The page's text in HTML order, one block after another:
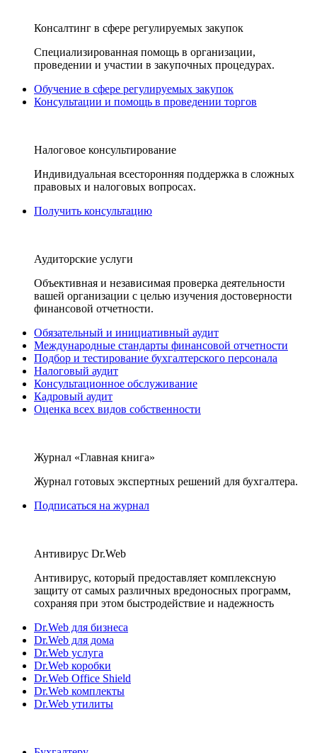
Консалтинг в сфере регулируемых закупок
Специализированная помощь в организации,
проведении и участии в закупочных процедурах.
Обучение в сфере регулируемых закупок
Консультации и помощь в проведении торгов
Налоговое консультирование
Индивидуальная всесторонняя поддержка в сложных
правовых и налоговых вопросах.
Получить консультацию
Аудиторские услуги
Объективная и независимая проверка деятельности
вашей организации с целью изучения достоверности
финансовой отчетности.
Обязательный и инициативный аудит
Международные стандарты финансовой отчетности
Подбор и тестирование бухгалтерского персонала
Налоговый аудит
Консультационное обслуживание
Кадровый аудит
Оценка всех видов собственности
Журнал «Главная книга»
Журнал готовых экспертных решений для бухгалтера.
Подписаться на журнал
Антивирус Dr.Web
Антивирус, который предоставляет комплексную
защиту от самых различных вредоносных программ,
сохраняя при этом быстродействие и надежность
Dr.Web для бизнеса
Dr.Web для дома
Dr.Web услуга
Dr.Web коробки
Dr.Web Office Shield
Dr.Web комплекты
Dr.Web утилиты